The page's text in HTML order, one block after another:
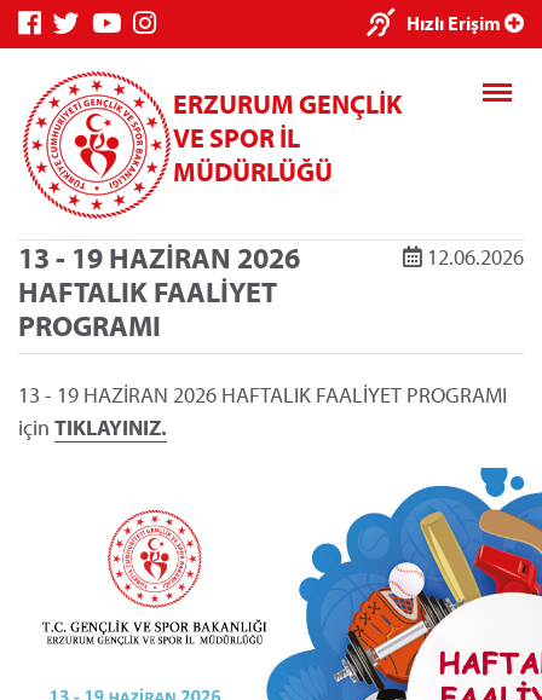
Hızlı Erişim
ERZURUM GENÇLİK
VE SPOR İL
MÜDÜRLÜĞÜ
13 - 19 HAZİRAN 2026
HAFTALIK FAALİYET
PROGRAMI
12.06.2026
13 - 19 HAZİRAN 2026 HAFTALIK FAALİYET PROGRAMI
için TIKLAYINIZ.
Genç Bilgi Sistemi Spor Bilgi Sistemi